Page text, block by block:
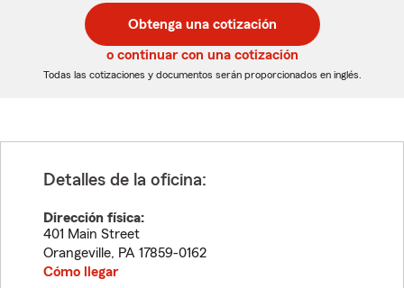
de
5
dígitos
de
5
dígitos
Obtenga una cotización
o continuar con una cotización
Todas las cotizaciones y documentos serán proporcionados en inglés.
Detalles de la oficina:
Dirección física:
401 Main Street
Orangeville, PA 17859-0162
Cómo llegar